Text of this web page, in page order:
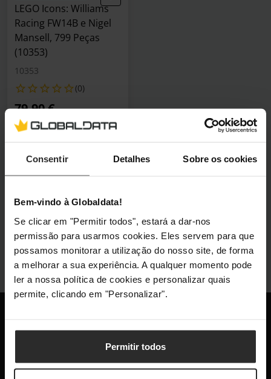
Consentir Detalhes Sobre os cookies
Bem-vindo à Globaldata!
Se clicar em "Permitir todos", estará a dar-nos
permissão para usarmos cookies. Eles servem para que
possamos monitorar a utilização do nosso site, de forma
a melhorar a sua experiência. A qualquer momento pode
ler a nossa política de cookies e personalizar quais
permite, clicando em "Personalizar".
Permitir todos
LEGO Icons: Williams
Racing FW14B e Nigel
Mansell, 799 Peças
(10353)
10353
(0)
79,90 €
Incl. IVA
dias úteis das 10h-13h e 14h-18h
info@globaldata.pt